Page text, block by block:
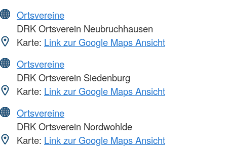
Ortsvereine
DRK Ortsverein Neubruchhausen
Karte: Link zur Google Maps Ansicht
Ortsvereine
DRK Ortsverein Siedenburg
Karte: Link zur Google Maps Ansicht
Ortsvereine
DRK Ortsverein Nordwohlde
Karte: Link zur Google Maps Ansicht